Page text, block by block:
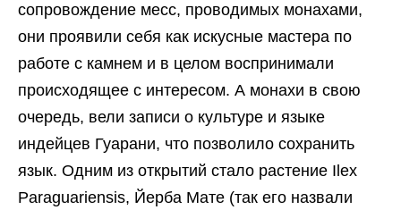
сопровождение месс, проводимых монахами,
они проявили себя как искусные мастера по
работе с камнем и в целом воспринимали
происходящее с интересом. А монахи в свою
очередь, вели записи о культуре и языке
индейцев Гуарани, что позволило сохранить
язык. Одним из открытий стало растение Ilex
Paraguariensis, Йерба Мате (так его назвали